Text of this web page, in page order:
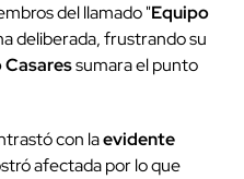
del llamado "Equipo
deliberada, frustrando su
Casaressumara el punto
con laevidente
afectada por lo que